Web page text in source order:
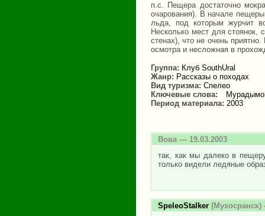
п.с. Пещера достаточно
очарования). В начале
льда, под которым журчит
Несколько мест для
стенах), что не очень
осмотра и несложная в
Группа: Клуб SouthUral
Жанр: Рассказы о походах
Вид туризма: Спелео
Ключевые слова:
Период материала: 2003
Вова— 19.03.2003
так, как мы далеко в
только видели ледяные
SpeleoStalker (Мухосранск)